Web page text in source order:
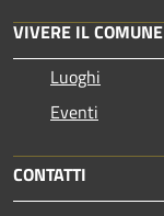
VIVERE IL COMUNE
Luoghi
Eventi
CONTATTI